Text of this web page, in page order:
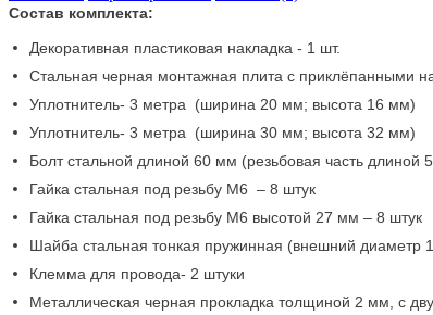
Состав комплекта:
Декоративная пластиковая накладка - 1 шт.
Стальная черная монтажная плита с
Уплотнитель- 3 метра (ширина 20 мм; высота 16 мм)
Уплотнитель- 3 метра (ширина 30 мм; высота 32 мм)
Болт стальной длиной 60 мм (резьбовая часть
Гайка стальная под резьбу М6 – 8 штук
Гайка стальная под резьбу М6 высотой 27 мм – 8 штук
Шайба стальная тонкая пружинная (внешний диаметр
Клемма для провода- 2 штуки
Металлическая черная прокладка толщиной 2 мм, с